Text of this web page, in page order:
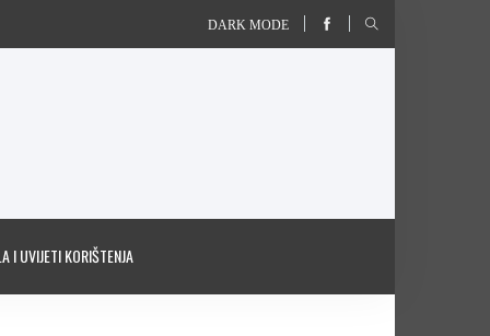
DARK MODE
I UVIJETI KORIŠTENJA